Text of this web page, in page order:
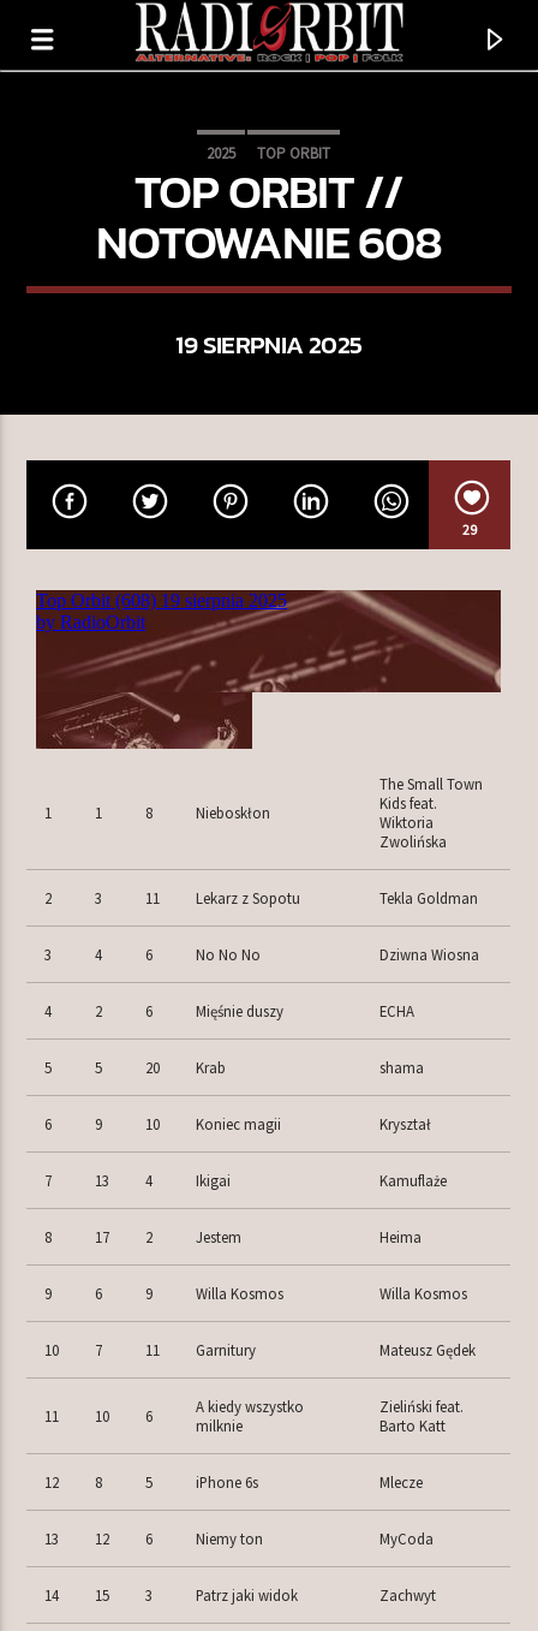
WSZYSTKO DOBRZE
KAMUFLAŻE
TERAZ W RAMÓWCE
EXTRA ORBIT
16:00
INDIE ORBIT
Radio Orbit
2025 TOP ORBIT
TOP ORBIT //
NOTOWANIE 608
19 SIERPNIA 2025
29
1 1 8 Nieboskłon
The Small Town
Kids feat.
Wiktoria
Zwolińska
2 3 11 Lekarz z Sopotu Tekla Goldman
3 4 6 No No No Dziwna Wiosna
4 2 6 Mięśnie duszy ECHA
5 5 20 Krab shama
6 9 10 Koniec magii Kryształ
7 13 4 Ikigai Kamuflaże
8 17 2 Jestem Heima
9 6 9 Willa Kosmos Willa Kosmos
10 7 11 Garnitury Mateusz Gędek
11 10 6
A kiedy wszystko
milknie
Zieliński feat.
Barto Katt
12 8 5 iPhone 6s Mlecze
13 12 6 Niemy ton MyCoda
14 15 3 Patrz jaki widok Zachwyt